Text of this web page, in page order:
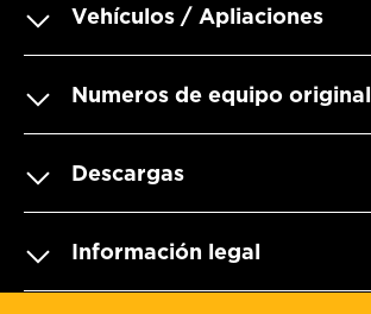
Vehículos / Apliaciones
Numeros de equipo original
Descargas
Información legal